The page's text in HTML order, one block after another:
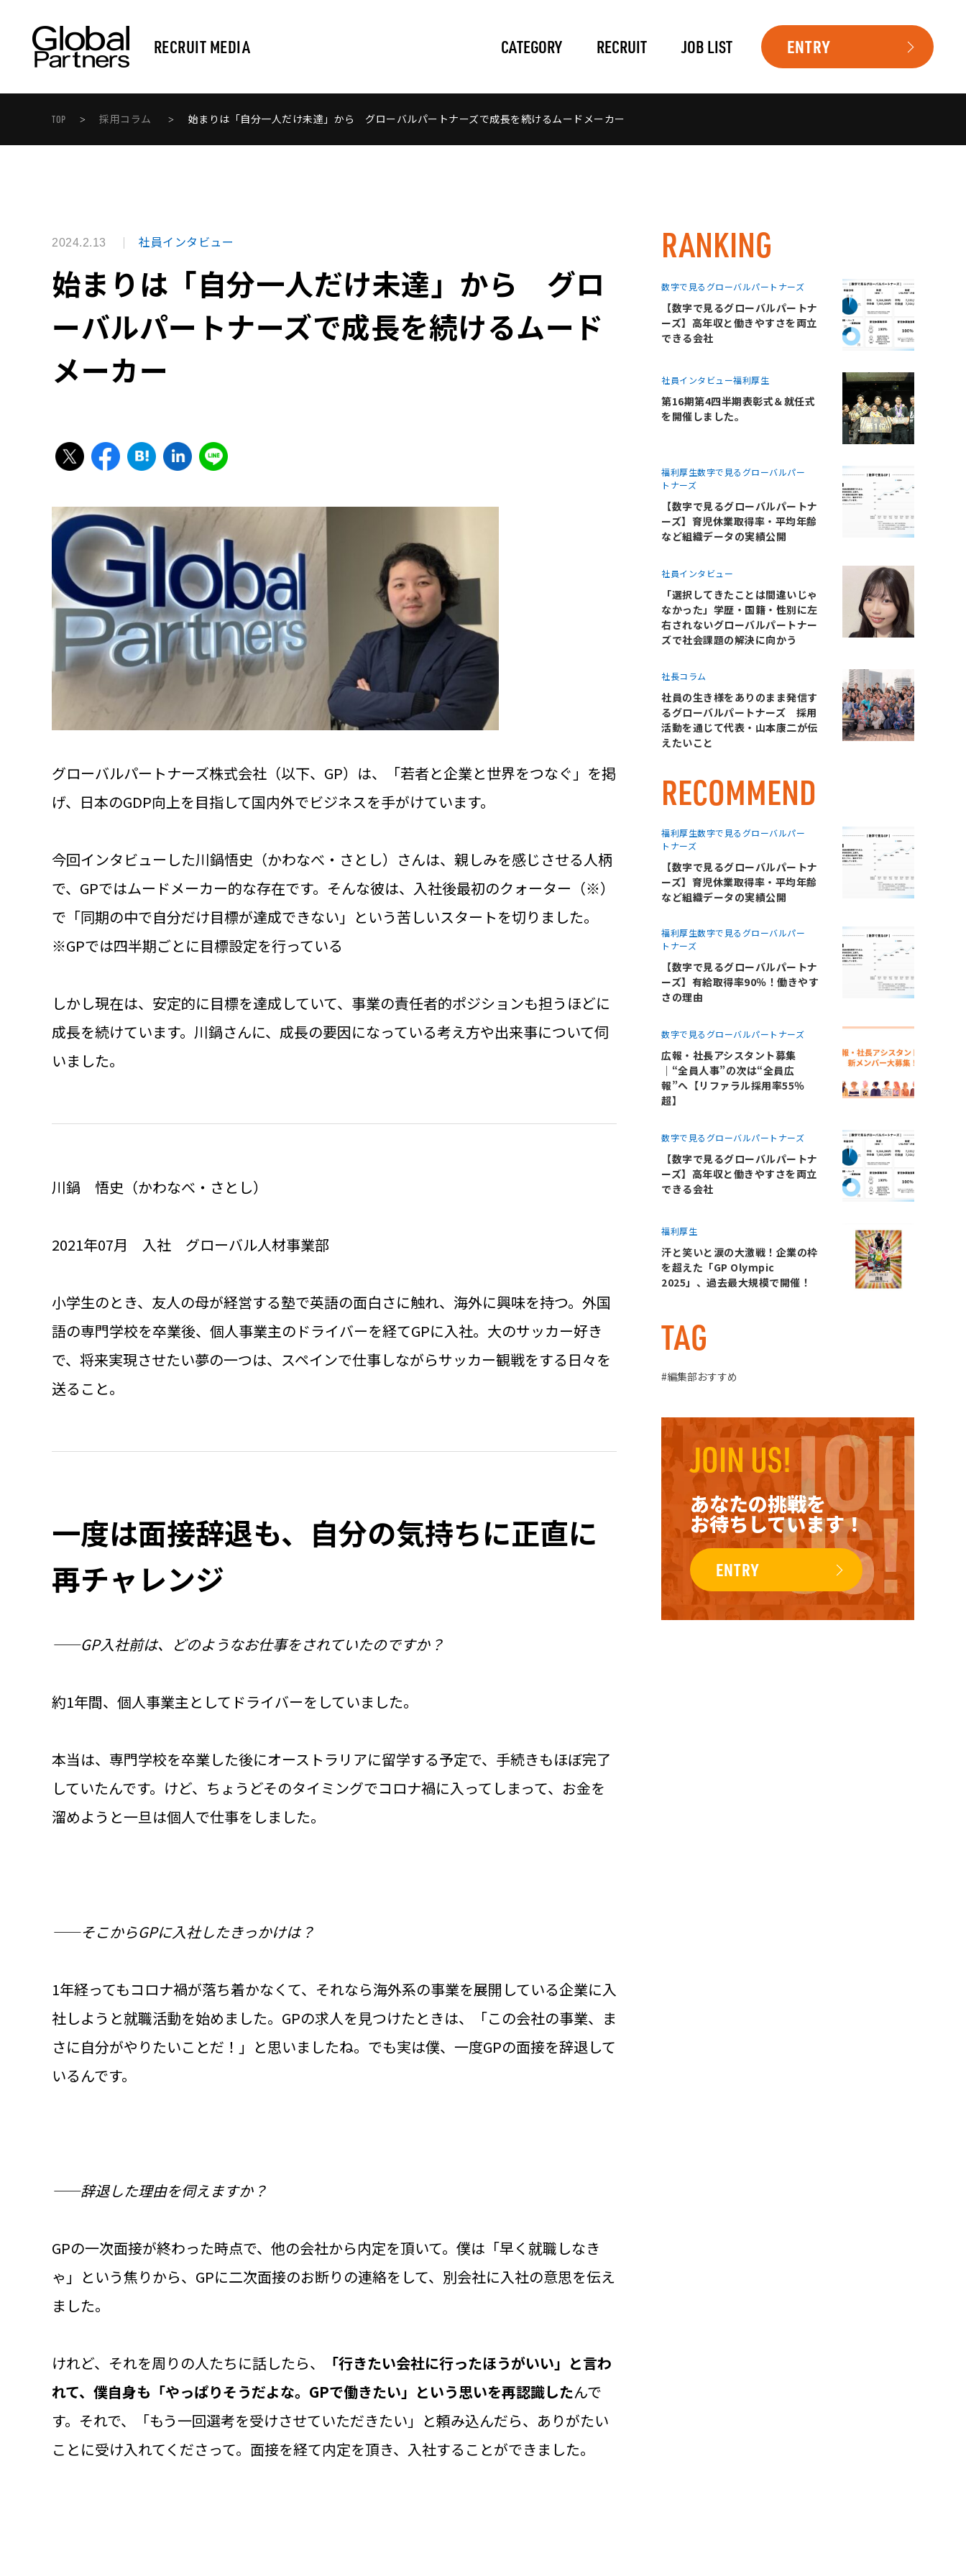
CATEGORY RECRUIT JOB LIST ENTRY
TOP > 採用コラム > 始まりは「自分一人だけ未達」から グローバルパートナーズで成長を続けるムードメーカー
2024.2.13 社員インタビュー
始まりは「自分一人だけ未達」から グロ
ーバルパートナーズで成長を続けるムード
メーカー
グローバルパートナーズ株式会社（以下、GP）は、「若者と企業と世界をつなぐ」を掲
げ、日本のGDP向上を目指して国内外でビジネスを手がけています。
今回インタビューした川鍋悟史（かわなべ・さとし）さんは、親しみを感じさせる人柄
で、GPではムードメーカー的な存在です。そんな彼は、入社後最初のクォーター（※）
で「同期の中で自分だけ目標が達成できない」という苦しいスタートを切りました。
※GPでは四半期ごとに目標設定を行っている
しかし現在は、安定的に目標を達成していて、事業の責任者的ポジションも担うほどに
成長を続けています。川鍋さんに、成長の要因になっている考え方や出来事について伺
いました。
川鍋 悟史（かわなべ・さとし）
2021年07月 入社 グローバル人材事業部
小学生のとき、友人の母が経営する塾で英語の面白さに触れ、海外に興味を持つ。外国
語の専門学校を卒業後、個人事業主のドライバーを経てGPに入社。大のサッカー好き
で、将来実現させたい夢の一つは、スペインで仕事しながらサッカー観戦をする日々を
送ること。
一度は面接辞退も、自分の気持ちに正直に
再チャレンジ
――GP入社前は、どのようなお仕事をされていたのですか？
約1年間、個人事業主としてドライバーをしていました。
本当は、専門学校を卒業した後にオーストラリアに留学する予定で、手続きもほぼ完了
していたんです。けど、ちょうどそのタイミングでコロナ禍に入ってしまって、お金を
溜めようと一旦は個人で仕事をしました。
――そこからGPに入社したきっかけは？
1年経ってもコロナ禍が落ち着かなくて、それなら海外系の事業を展開している企業に入
社しようと就職活動を始めました。GPの求人を見つけたときは、「この会社の事業、ま
さに自分がやりたいことだ！」と思いましたね。でも実は僕、一度GPの面接を辞退して
いるんです。
――辞退した理由を伺えますか？
GPの一次面接が終わった時点で、他の会社から内定を頂いて。僕は「早く就職しなき
ゃ」という焦りから、GPに二次面接のお断りの連絡をして、別会社に入社の意思を伝え
ました。
けれど、それを周りの人たちに話したら、
「行きたい会社に行ったほうがいい」と言わ
れて、僕自身も「やっぱりそうだよな。GPで働きたい」という思いを再認識したんで
す。それで、「もう一回選考を受けさせていただきたい」と頼み込んだら、ありがたい
ことに受け入れてくださって。面接を経て内定を頂き、入社することができました。
RANKING
数字で見るグローバルパートナーズ
【数字で見るグローバルパートナ
ーズ】高年収と働きやすさを両立
できる会社
社員インタビュー福利厚生
第16期第4四半期表彰式＆就任式
を開催しました。
福利厚生数字で見るグローバルパー
トナーズ
【数字で見るグローバルパートナ
ーズ】育児休業取得率・平均年齢
など組織データの実績公開
社員インタビュー
「選択してきたことは間違いじゃ
なかった」学歴・国籍・性別に左
右されないグローバルパートナー
ズで社会課題の解決に向かう
社長コラム
社員の生き様をありのまま発信す
るグローバルパートナーズ 採用
活動を通じて代表・山本康二が伝
えたいこと
RECOMMEND
福利厚生数字で見るグローバルパー
トナーズ
【数字で見るグローバルパートナ
ーズ】育児休業取得率・平均年齢
など組織データの実績公開
福利厚生数字で見るグローバルパー
トナーズ
【数字で見るグローバルパートナ
ーズ】有給取得率90％！働きやす
さの理由
数字で見るグローバルパートナーズ
広報・社長アシスタント募集
｜“全員人事”の次は“全員広
報”へ【リファラル採用率55％
超】
数字で見るグローバルパートナーズ
【数字で見るグローバルパートナ
ーズ】高年収と働きやすさを両立
できる会社
福利厚生
汗と笑いと涙の大激戦！企業の枠
を超えた「GP Olympic
2025」、過去最大規模で開催！
TAG
編集部おすすめ
JOIN US!
あなたの挑戦を
お待ちしています！
ENTRY